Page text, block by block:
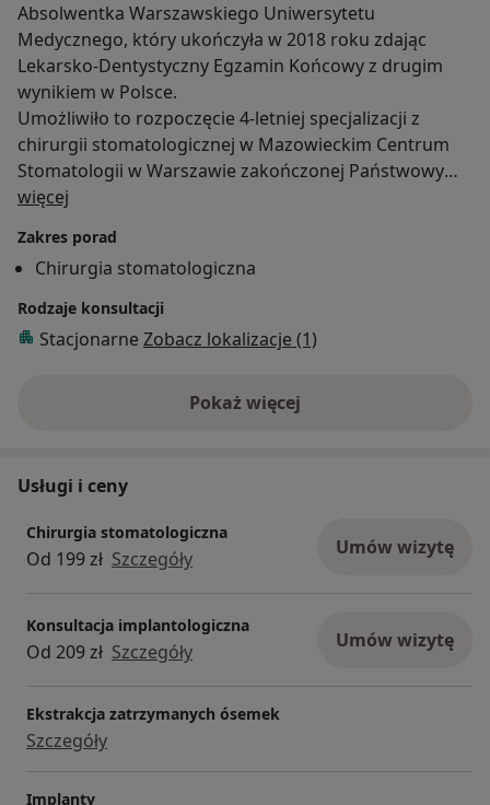
Absolwentka Warszawskiego Uniwersytetu
Medycznego, który ukończyła w 2018 roku zdając
Lekarsko-Dentystyczny Egzamin Końcowy z drugim
wynikiem w Polsce.
Umożliwiło to rozpoczęcie 4-letniej specjalizacji z
chirurgii stomatologicznej w Mazowieckim Centrum
Stomatologii w Warszawie zakończonej Państwowym
Egzaminem Specjalizacyjnym z najlepszym wynikiem w
Pod okiem wybitnych specjalistów ukończyła
półroczne Curriculum Implantologiczne Dental Skills
Institute uprawniające do tytułu implantologa.
Nabyte doświadczenie i praktykę pogłębia na licznych
kursach oraz konferencjach, a profesjonalizm łączy z
Prywatnie miłośniczka podróży, muzyki, włoskiej
więcej
Zakres porad
Chirurgia stomatologiczna
Rodzaje konsultacji
Stacjonarne Zobacz lokalizacje (1)
Pokaż więcejo doświadczeniu
Usługi i ceny
Chirurgia stomatologiczna
Od 199 zł Szczegóły Umów wizytę
Konsultacja implantologiczna
Od 209 zł Szczegóły Umów wizytę
Ekstrakcja zatrzymanych ósemek
Szczegóły
Implanty